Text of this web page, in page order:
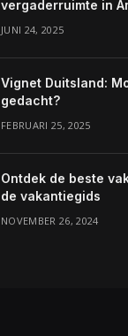
vergaderruimte in
JUNI 24, 2025
Vignet Duitsland:
gedacht?
FEBRUARI 25, 2025
Ontdek de beste
de vakantiegids
NOVEMBER 26, 2024